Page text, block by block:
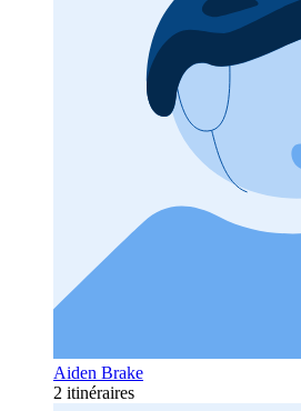
Aiden Brake
2 itinéraires